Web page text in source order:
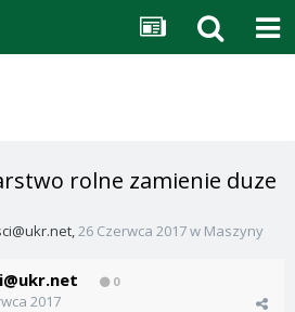
rolne zamienie duze
,26 Czerwca 2017w Maszyny
0
2017